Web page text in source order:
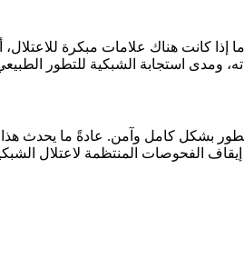
إذا كانت هناك علامات مبكرة
استجابة الشبكية للتطور الطبيعي
الفحوصات المنتظمة لاعتلال